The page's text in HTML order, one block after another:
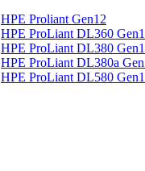
HPE Proliant Gen12
HPE ProLiant DL360
HPE ProLiant DL380
HPE ProLiant DL380a
HPE ProLiant DL580